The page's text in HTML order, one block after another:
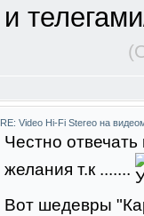
и
RE: Video Hi-Fi Stereo на
Честно
желания т.к .......
Вот шедевры